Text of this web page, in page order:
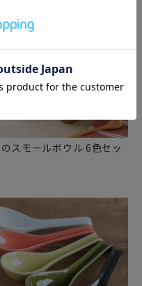
スモールボウル 6色セッ